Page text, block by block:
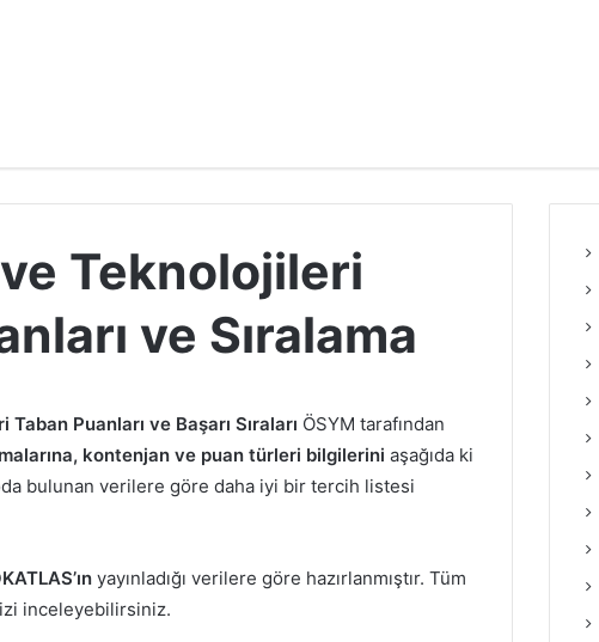
Teknolojileri
ve Sıralama
Puanları ve Başarı Sıraları ÖSYM tarafından
kontenjan ve puan türleri bilgilerini aşağıda ki
bulunan verilere göre daha iyi bir tercih listesi
yayınladığı verilere göre hazırlanmıştır. Tüm
inceleyebilirsiniz.